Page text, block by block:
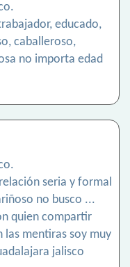
educado,
caballeroso,
no importa edad
seria y formal
no busco ...
quien compartir
mentiras soy muy
jalisco